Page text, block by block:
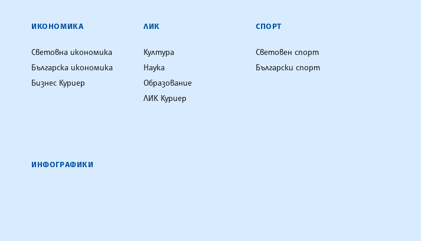
ИКОНОМИКА
Световна икономика
Българска икономика
Бизнес Куриер
ЛИК
Култура
Наука
Образование
ЛИК Куриер
СПОРТ
Световен спорт
Български спорт
ИНФОГРАФИКИ